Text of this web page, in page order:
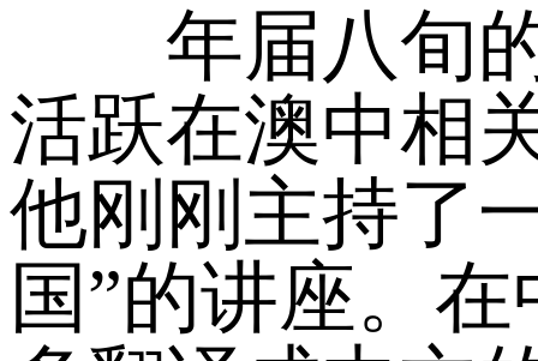
年届八旬的
活跃在澳中相
他刚刚主持了
国”的讲座。